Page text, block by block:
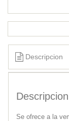
Descripcion
Descripcion
Se ofrece a la